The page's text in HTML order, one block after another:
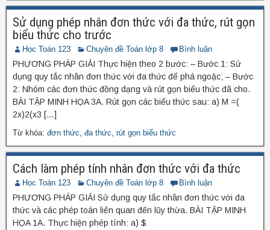
Sử dụng phép nhân đơn thức với đa thức, rút gọn
biểu thức cho trước
Học Toán 123 Chuyên đề Toán lớp 8 Bình luận
PHƯƠNG PHÁP GIẢI Thực hiện theo 2 bước: – Bước 1: Sử
dụng quy tắc nhân đơn thức với đa thức để phá ngoặc; – Bước
2: Nhóm các đơn thức đồng dạng và rút gọn biểu thức đã cho.
BÀI TẬP MINH HỌA 3A. Rút gọn các biểu thức sau: a) M =(
2x)2(x3 […]
Từ khóa: đơn thức, đa thức, rút gọn biểu thức
Cách làm phép tính nhân đơn thức với đa thức
Học Toán 123 Chuyên đề Toán lớp 8 Bình luận
PHƯƠNG PHÁP GIẢI Sử dụng quy tắc nhân đơn thức với đa
thức và các phép toán liên quan đến lũy thừa. BÀI TẬP MINH
HỌA 1A. Thực hiện phép tính: a) $